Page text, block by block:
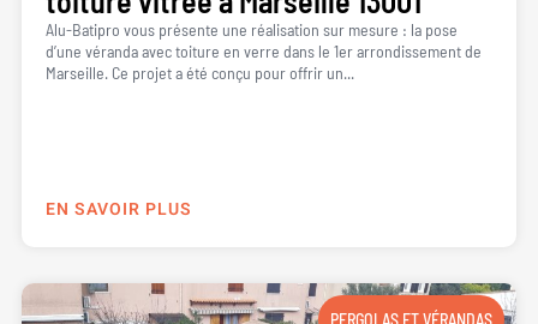
Alu-Batipro vous présente une réalisation sur mesure : la pose
d’une véranda avec toiture en verre dans le 1er arrondissement de
Marseille. Ce projet a été conçu pour offrir un...
EN SAVOIR PLUS
PERGOLAS ET VÉRANDAS